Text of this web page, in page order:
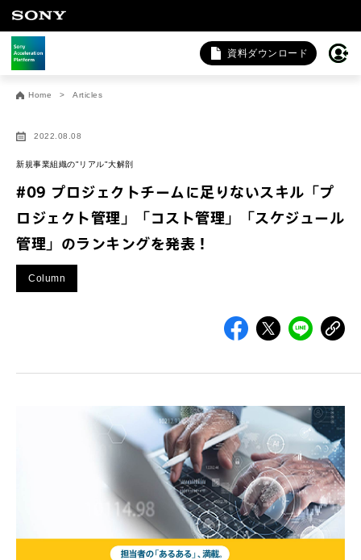
資料ダウンロード
Home Articles
2022.08.08
新規事業組織の"リアル"大解剖
#09 プロジェクトチームに足りないスキル「プ
ロジェクト管理」「コスト管理」「スケジュール
管理」のランキングを発表！
Column
お問い合わせ
法人向けサービスに関するご相談・お問い合わせは以下のボタ
法人お問い合わせ
FAQ&個人お問い合わせは以下のボタンからお願いします。